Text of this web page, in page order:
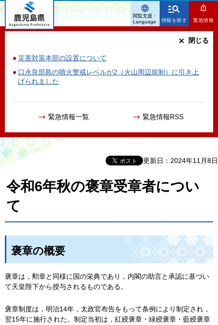
鹿児島県
情報を探す 緊急情報
災害対策本部の設置について
口永良部島の噴火警戒レベルが2（火山周辺規制）に引き上
げられました
緊急情報一覧 緊急情報RSS
閉じる
閲覧支援・
Language
更新日：2024年11月8日
令和6年秋の褒章受章者につい
て
褒章の概要
褒章は，勲章と同様に国の栄典であり，内閣の助言と承認に基づい
て天皇陛下から授与されるものである。
褒章制度は，明治14年，太政官布告をもって条例により制定され，
翌15年に施行された。制定当初は，紅綬褒章・緑綬褒章・藍綬褒章